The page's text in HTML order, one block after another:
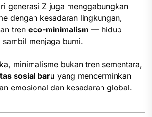
generasi Z juga menggabungkan
dengan kesadaran lingkungan,
tren eco-minimalism — hidup
sambil menjaga bumi.
minimalisme bukan tren sementara,
sosial baru yang mencerminkan
emosional dan kesadaran global.